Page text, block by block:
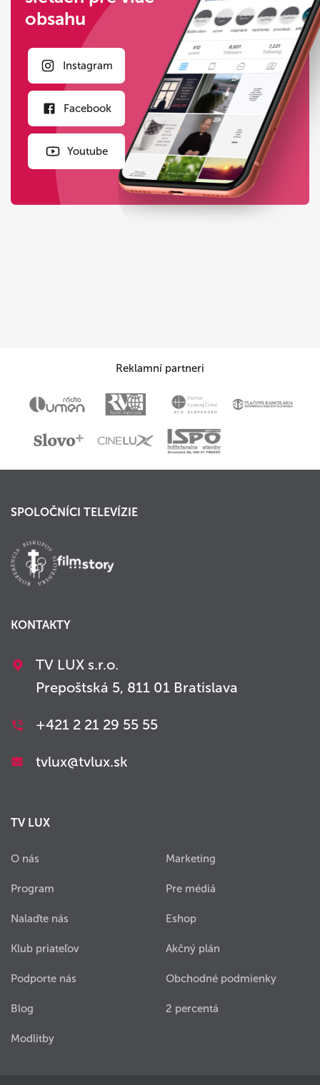
obsahu
Instagram
Facebook
Youtube
Reklamní partneri
SPOLOČNÍCI TELEVÍZIE
KONTAKTY
TV LUX s.r.o.
Prepoštská 5, 811 01 Bratislava
+421 2 21 29 55 55
tvlux@tvlux.sk
TV LUX
O nás
Program
Nalaďte nás
Klub priateľov
Podporte nás
Blog
Modlitby
Marketing
Pre médiá
Eshop
Akčný plán
Obchodné podmienky
2 percentá